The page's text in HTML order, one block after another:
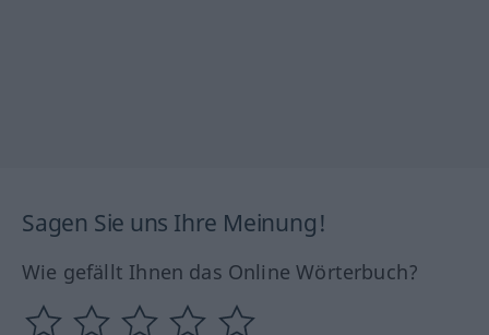
Sagen Sie uns Ihre Meinung!
Wie gefällt Ihnen das Online Wörterbuch?